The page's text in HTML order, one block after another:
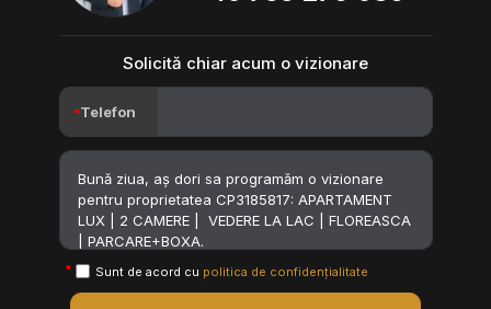
Solicită chiar acum o vizionare
Telefon
Sunt de acord cu politica de confidențialitate